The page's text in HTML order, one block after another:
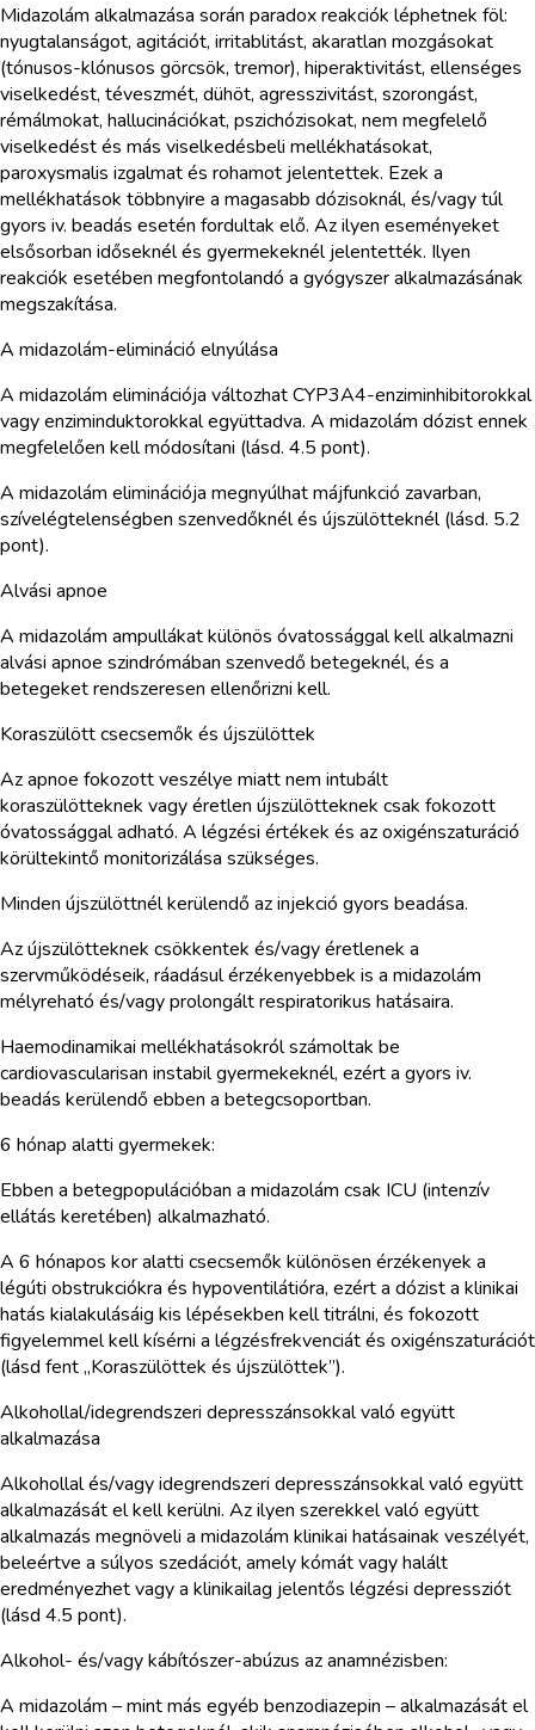
Midazolám alkalmazása során paradox reakciók léphetnek föl:
nyugtalanságot, agitációt, irritablitást, akaratlan mozgásokat
(tónusos-klónusos görcsök, tremor), hiperaktivitást, ellenséges
viselkedést, téveszmét, dühöt, agresszivitást, szorongást,
rémálmokat, hallucinációkat, pszichózisokat, nem megfelelő
viselkedést és más viselkedésbeli mellékhatásokat,
paroxysmalis izgalmat és rohamot jelentettek. Ezek a
mellékhatások többnyire a magasabb dózisoknál, és/vagy túl
gyors iv. beadás esetén fordultak elő. Az ilyen eseményeket
elsősorban időseknél és gyermekeknél jelentették. Ilyen
reakciók esetében megfontolandó a gyógyszer alkalmazásának
megszakítása.
A midazolám-elimináció elnyúlása
A midazolám eliminációja változhat CYP3A4-enziminhibitorokkal
vagy enziminduktorokkal együttadva. A midazolám dózist ennek
megfelelően kell módosítani (lásd. 4.5 pont).
A midazolám eliminációja megnyúlhat májfunkció zavarban,
szívelégtelenségben szenvedőknél és újszülötteknél (lásd. 5.2
pont).
Alvási apnoe
A midazolám ampullákat különös óvatossággal kell alkalmazni
alvási apnoe szindrómában szenvedő betegeknél, és a
betegeket rendszeresen ellenőrizni kell.
Koraszülött csecsemők és újszülöttek
Az apnoe fokozott veszélye miatt nem intubált
koraszülötteknek vagy éretlen újszülötteknek csak fokozott
óvatossággal adható. A légzési értékek és az oxigénszaturáció
körültekintő monitorizálása szükséges.
Minden újszülöttnél kerülendő az injekció gyors beadása.
Az újszülötteknek csökkentek és/vagy éretlenek a
szervműködéseik, ráadásul érzékenyebbek is a midazolám
mélyreható és/vagy prolongált respiratorikus hatásaira.
Haemodinamikai mellékhatásokról számoltak be
cardiovascularisan instabil gyermekeknél, ezért a gyors iv.
beadás kerülendő ebben a betegcsoportban.
6 hónap alatti gyermekek:
Ebben a betegpopulációban a midazolám csak ICU (intenzív
ellátás keretében) alkalmazható.
A 6 hónapos kor alatti csecsemők különösen érzékenyek a
légúti obstrukciókra és hypoventilátióra, ezért a dózist a klinikai
hatás kialakulásáig kis lépésekben kell titrálni, és fokozott
figyelemmel kell kísérni a légzésfrekvenciát és oxigénszaturációt
(lásd fent „Koraszülöttek és újszülöttek”).
Alkohollal/idegrendszeri depresszánsokkal való együtt
alkalmazása
Alkohollal és/vagy idegrendszeri depresszánsokkal való együtt
alkalmazását el kell kerülni. Az ilyen szerekkel való együtt
alkalmazás megnöveli a midazolám klinikai hatásainak veszélyét,
beleértve a súlyos szedációt, amely kómát vagy halált
eredményezhet vagy a klinikailag jelentős légzési depressziót
(lásd 4.5 pont).
Alkohol- és/vagy kábítószer-abúzus az anamnézisben:
A midazolám – mint más egyéb benzodiazepin – alkalmazását el